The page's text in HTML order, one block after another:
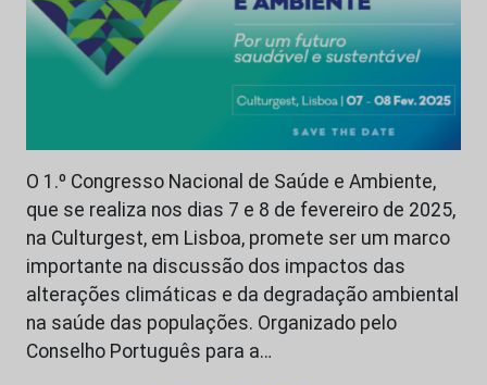
O 1.º Congresso Nacional de Saúde e Ambiente,
que se realiza nos dias 7 e 8 de fevereiro de 2025,
na Culturgest, em Lisboa, promete ser um marco
importante na discussão dos impactos das
alterações climáticas e da degradação ambiental
na saúde das populações. Organizado pelo
Conselho Português para a…